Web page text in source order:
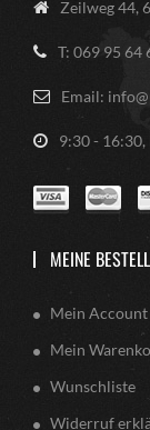
Zeilweg 44,
T: 069 95 64
Email:
9:30 -
MEINE
Mein Account
Mein
Wunschliste
Widerruf